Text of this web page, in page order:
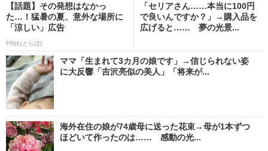
【話題】その発想はなかっ
た…！猛暑の夏、意外な場所に
「涼しい」広告
PR(ねとらぼ)
「セリアさん……本当に100円
で良いんですか？」→購入品を
広げると…… 夢の光景...
ママ「生まれて3カ月の娘です」→信じられない姿
に大反響「吉沢亮似の美人」「将来が...
海外在住の娘が74歳母に送った花束→母が1本ずつ
ほどいて作ったのは…… 感動の光...